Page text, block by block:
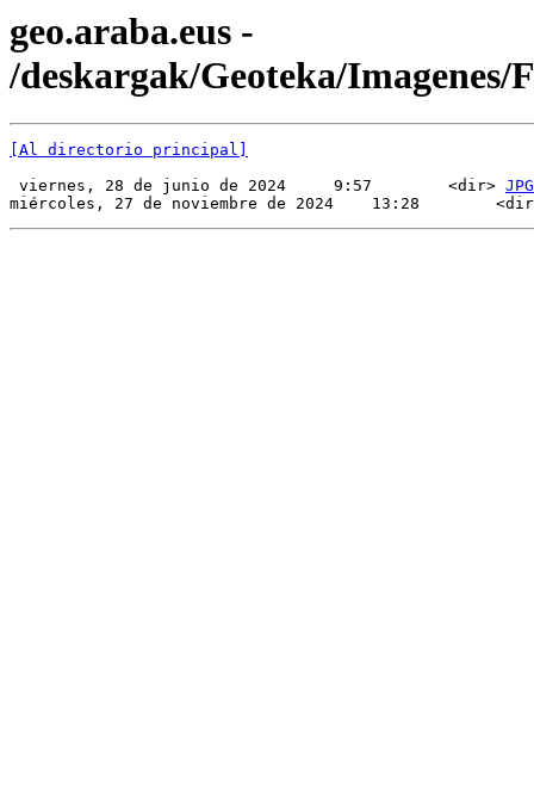
geo.araba.eus -
/deskargak/Geoteka/Imagenes/
[Al directorio principal]
viernes, 28 de junio de 2024     9:57        <dir> JPG
miércoles, 27 de noviembre de 2024    13:28